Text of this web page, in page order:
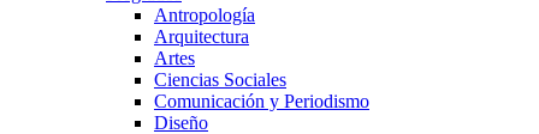
Antropología
Arquitectura
Artes
Ciencias Sociales
Comunicación y Periodismo
Diseño